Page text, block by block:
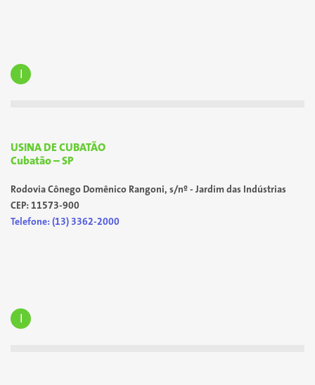
USINA DE CUBATÃO
Cubatão – SP
Rodovia Cônego Domênico Rangoni, s/nº - Jardim das Indústrias
CEP: 11573-900
Telefone: (13) 3362-2000